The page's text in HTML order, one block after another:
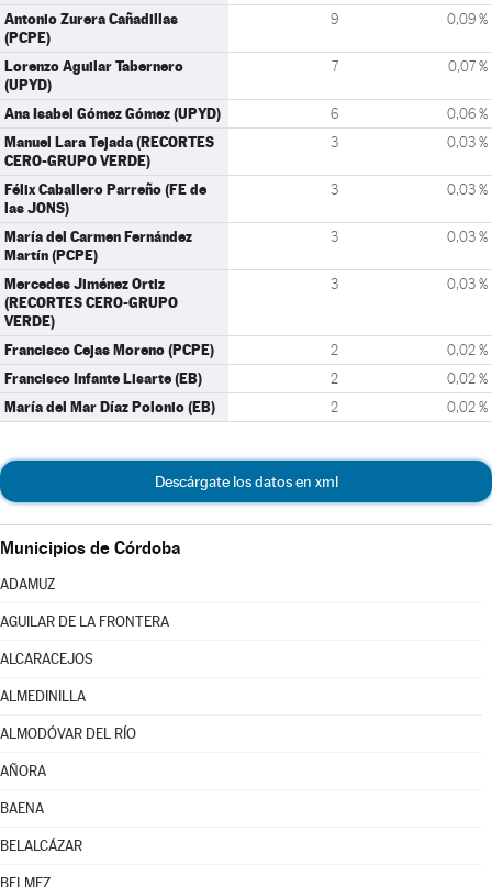
Antonio Zurera Cañadillas
(PCPE)
9 0,09 %
Lorenzo Aguilar Tabernero
(UPYD)
7 0,07 %
Ana Isabel Gómez Gómez (UPYD) 6 0,06 %
Manuel Lara Tejada (RECORTES
CERO-GRUPO VERDE)
3 0,03 %
Félix Caballero Parreño (FE de
las JONS)
3 0,03 %
María del Carmen Fernández
Martín (PCPE)
3 0,03 %
Mercedes Jiménez Ortiz
(RECORTES CERO-GRUPO
VERDE)
3 0,03 %
Francisco Cejas Moreno (PCPE) 2 0,02 %
Francisco Infante Lisarte (EB) 2 0,02 %
María del Mar Díaz Polonio (EB) 2 0,02 %
Descárgate los datos en xml
Municipios de Córdoba
ADAMUZ
AGUILAR DE LA FRONTERA
ALCARACEJOS
ALMEDINILLA
ALMODÓVAR DEL RÍO
AÑORA
BAENA
BELALCÁZAR
BELMEZ